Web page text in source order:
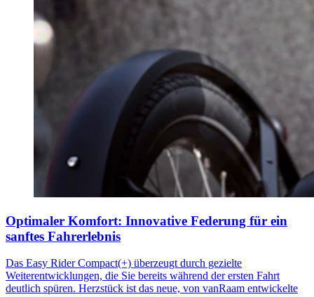
Optimaler Komfort: Innovative Federung für ein
sanftes Fahrerlebnis
Das Easy Rider Compact(+) überzeugt durch gezielte
Weiterentwicklungen, die Sie bereits während der ersten Fahrt
deutlich spüren. Herzstück ist das neue, von vanRaam entwickelte